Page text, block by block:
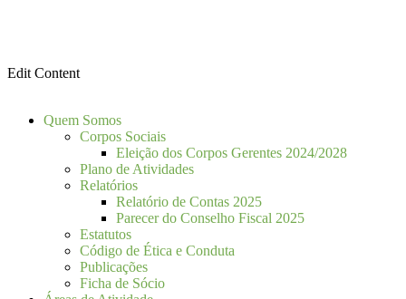
Edit Content
Quem Somos
Corpos Sociais
Eleição dos Corpos Gerentes 2024/2028
Plano de Atividades
Relatórios
Relatório de Contas 2025
Parecer do Conselho Fiscal 2025
Estatutos
Código de Ética e Conduta
Publicações
Ficha de Sócio